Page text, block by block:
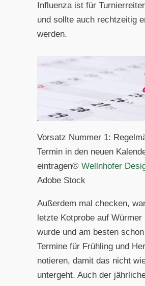
Influenza ist für
und sollte auch rechtzeitig
werden.
Vorsatz Nummer 1:
Termin in den neuen
eintragen© Wellnhofer
Adobe Stock
Außerdem mal checken,
letzte Kotprobe auf Würmer
wurde und am besten
Termine für Frühling und
notieren, damit das nicht
untergeht. Auch der